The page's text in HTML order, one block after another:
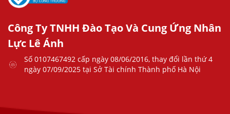
Công Ty TNHH Đào Tạo Và Cung Ứng Nhân
Lực Lê Ánh
Số 0107467492 cấp ngày 08/06/2016, thay đổi lần thứ 4
ngày 07/09/2025 tại Sở Tài chính Thành phố Hà Nội